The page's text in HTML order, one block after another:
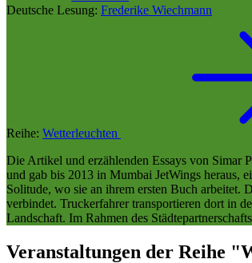
Deutsche Lesung: Frederike Wiechmann
Reihe: Wetterleuchten
Die Artikel und erzählenden Essays von Simar
und gab bis 2013 in Mumbai JetWings heraus,
Solitude, wo sie an ihrem ersten Buch arbeitet.
verbindet. Truckerfahrer transportieren dort in
Landschaft. Im Rahmen des
Veranstaltungen der Reihe